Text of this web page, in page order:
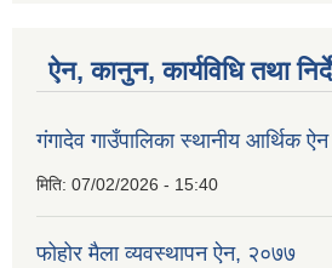
ऐन, कानुन, कार्यविधि तथा
गंगादेव गाउँपालिका स्थानीय आर्थिक
मिति: 07/02/2026 - 15:40
फोहोर मैला व्यवस्थापन ऐन, २०७७